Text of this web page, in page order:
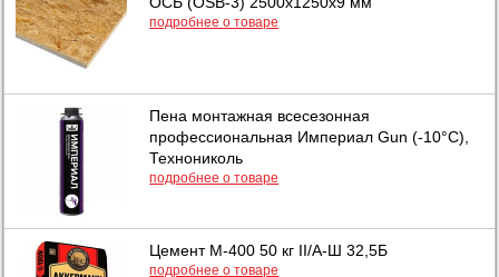
подробнее о товаре
Пена монтажная всесезонная
профессиональная Империал Gun (-10°C),
Технониколь
подробнее о товаре
Цемент М-400 50 кг II/А-Ш 32,5Б
подробнее о товаре